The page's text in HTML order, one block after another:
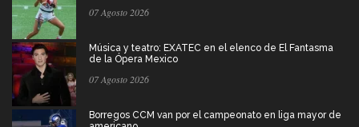
07 Agosto 2026
Música y teatro: EXATEC en el elenco de El Fantasma
de la Ópera Mexico
07 Agosto 2026
Borregos CCM van por el campeonato en liga mayor de